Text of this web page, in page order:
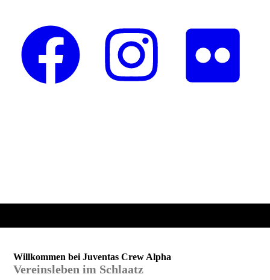
Willkommen bei Juventas Crew Alpha
Vereinsleben im Schlaatz